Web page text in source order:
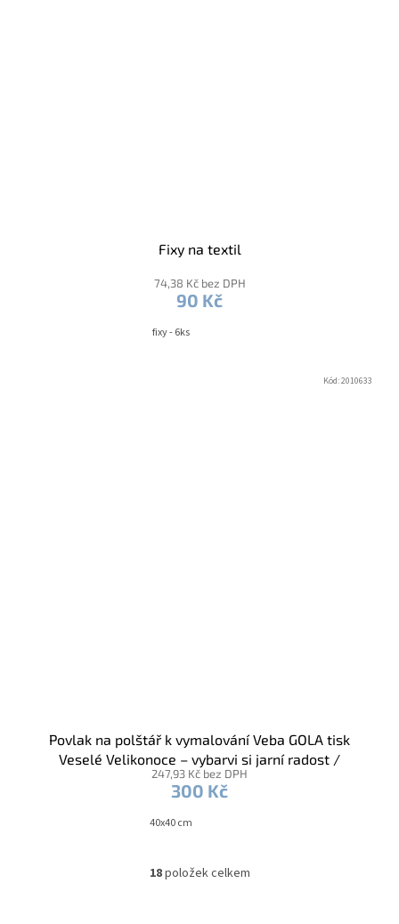
Fixy na textil
74,38 Kč bez DPH
90 Kč
fixy - 6ks
Povlak na polštář k vymalování Veba GOLA tisk
Veselé Velikonoce – vybarvi si jarní radost /
voskovky
247,93 Kč bez DPH
300 Kč
40x40 cm
Kód:2010633
O
18položek celkem